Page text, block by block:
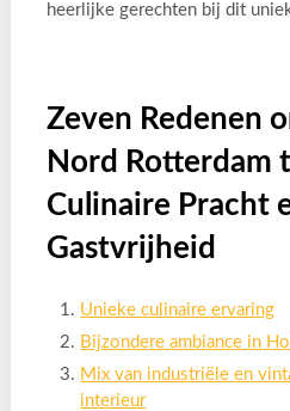
heerlijke gerechten bij dit
Zeven Redenen
Nord Rotterdam
Culinaire Pracht
Gastvrijheid
Unieke culinaire ervaring
Bijzondere ambiance in
Mix van industriële en
interieur